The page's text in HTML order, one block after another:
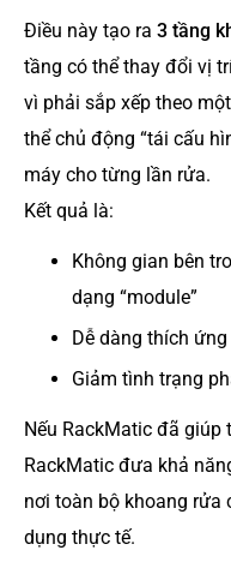
Điều này tạo ra 3 tầng
tầng có thể thay đổi vị
vì phải sắp xếp theo
thể chủ động “tái cấu
máy cho từng lần rửa.
Kết quả là:
Không gian bên
dạng “module”
Dễ dàng thích
Giảm tình trạng
Nếu RackMatic đã giúp
RackMatic đưa khả
nơi toàn bộ khoang rửa
dụng thực tế.